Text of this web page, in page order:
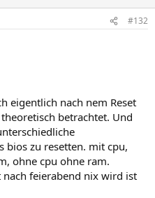
#132
eigentlich nach nem Reset
betrachtet. Und
bios zu resetten. mit cpu,
ohne cpu ohne ram.
nach feierabend nix wird ist